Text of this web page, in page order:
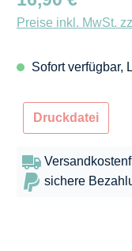
Preise inkl. MwSt.
Sofort verfügbar,
Druckdatei
sichere